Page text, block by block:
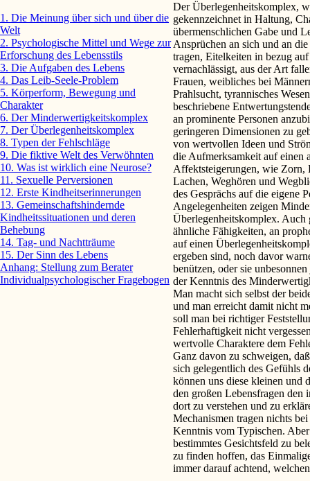
Der Überlegenheitskomplex,
gekennzeichnet in Haltung,
übermenschlichen Gabe und
Ansprüchen an sich und an
tragen, Eitelkeiten in bezug
vernachlässigt, aus der Art
Frauen, weibliches bei
Prahlsucht, tyrannisches
beschriebene
an prominente Personen
geringeren Dimensionen zu
von wertvollen Ideen und
die Aufmerksamkeit auf einen
Affektsteigerungen, wie Zorn,
Lachen, Weghören und
des Gesprächs auf die eigene
Angelegenheiten zeigen
Überlegenheitskomplex. Auch
ähnliche Fähigkeiten, an
auf einen
ergeben sind, noch davor
benützen, oder sie
der Kenntnis des
Man macht sich selbst der
und man erreicht damit nicht
soll man bei richtiger
Fehlerhaftigkeit nicht
wertvolle Charaktere dem
Ganz davon zu schweigen,
sich gelegentlich des Gefühls
können uns diese kleinen und
den großen Lebensfragen
dort zu verstehen und zu
Mechanismen tragen nichts
Kenntnis vom Typischen.
bestimmtes Gesichtsfeld zu
zu finden hoffen, das
immer darauf achtend,
1. Die Meinung über sich und über die
Welt
2. Psychologische Mittel und Wege zur
Erforschung des Lebensstils
3. Die Aufgaben des Lebens
4. Das Leib-Seele-Problem
5. Körperform, Bewegung und
Charakter
6. Der Minderwertigkeits­komplex
7. Der Überlegenheitskomplex
8. Typen der Fehlschläge
9. Die fiktive Welt des Verwöhnten
10. Was ist wirklich eine Neurose?
11. Sexuelle Perversionen
12. Erste Kindheitserinne­rungen
13. Gemeinschaftshindernde
Kindheitssituationen und deren
Behebung
14. Tag- und Nachtträume
15. Der Sinn des Lebens
Anhang: Stellung zum Berater
Individualpsychologischer Fragebogen